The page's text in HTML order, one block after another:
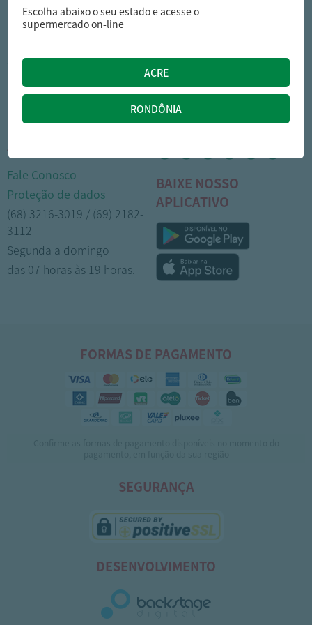
Nossas lojas
Cartão Arasuper
Trabalhe Conosco
Portal do colaborador
Como comprar
Trocas e devoluções
Formas de pagamento
CENTRAL DE
ATENDIMENTO
Fale Conosco
Proteção de dados
(68) 3216-3019 / (69) 2182-
3112
Segunda a domingo
das 07 horas às 19 horas.
MÍDIAS SOCIAIS
BAIXE NOSSO
APLICATIVO
FORMAS DE PAGAMENTO
SEGURANÇA
DESENVOLVIMENTO
Escolha abaixo o seu estado e acesse o
supermercado on-line